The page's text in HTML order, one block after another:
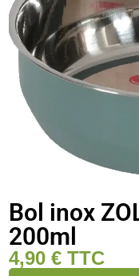
Bol inox
200ml
4,90€ TTC